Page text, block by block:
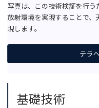
写真は、この技術検証を行
放射環境を実現することで
現します。
テラ
基礎技術